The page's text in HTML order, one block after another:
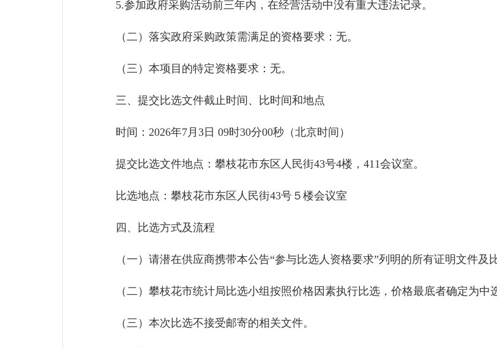
5.参加政府采购活动前三年内，在经营活动中没有重大违法记录。
（二）落实政府采购政策需满足的资格要求：无。
（三）本项目的特定资格要求：无。
三、提交比选文件截止时间、比时间和地点
时间：2026年7月3日 09时30分00秒（北京时间）
提交比选文件地点：攀枝花市东区人民街43号4楼，411会议室。
比选地点：攀枝花市东区人民街43号５楼会议室
四、比选方式及流程
（一）请潜在供应商携带本公告“参与比选人资格要求”列明的所有证明文件及
（二）攀枝花市统计局比选小组按照价格因素执行比选，价格最底者确定为中
（三）本次比选不接受邮寄的相关文件。